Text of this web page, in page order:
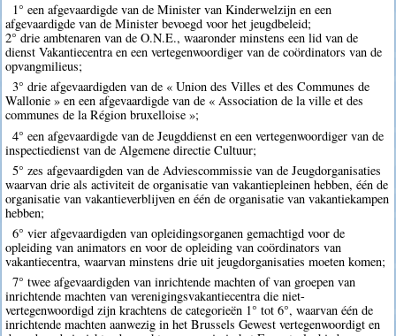
1° een afgevaardigde van de Minister van Kinderwelzijn en een
afgevaardigde van de Minister bevoegd voor het jeugdbeleid;
2° drie ambtenaren van de O.N.E., waaronder minstens een lid van de
dienst Vakantiecentra en een vertegenwoordiger van de coördinators van de
opvangmilieus;
3° drie afgevaardigden van de « Union des Villes et des Communes de
Wallonie » en een afgevaardigde van de « Association de la ville et des
communes de la Région bruxelloise »;
4° een afgevaardigde van de Jeugddienst en een vertegenwoordiger van de
inspectiedienst van de Algemene directie Cultuur;
5° zes afgevaardigden van de Adviescommissie van de Jeugdorganisaties
waarvan drie als activiteit de organisatie van vakantiepleinen hebben, één de
organisatie van vakantieverblijven en één de organisatie van vakantiekampen
hebben;
6° vier afgevaardigden van opleidingsorganen gemachtigd voor de
opleiding van animators en voor de opleiding van coördinators van
vakantiecentra, waarvan minstens drie uit jeugdorganisaties moeten komen;
7° twee afgevaardigden van inrichtende machten of van groepen van
inrichtende machten van verenigingsvakantiecentra die niet-
vertegenwoordigd zijn krachtens de categorieën 1° tot 6°, waarvan één de
inrichtende machten aanwezig in het Brussels Gewest vertegenwoordigt en